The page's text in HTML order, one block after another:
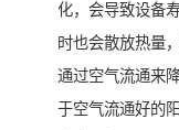
化，会导致设备
时也会散放热量
通过空气流通来
于空气流通好的